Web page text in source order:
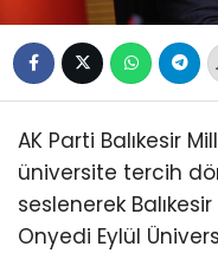
AK Parti Balıkesir
üniversite tercih
seslenerek
Onyedi Eylül